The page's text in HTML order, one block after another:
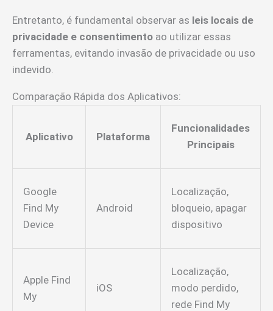
Entretanto, é fundamental observar as leis locais de
privacidade e consentimento ao utilizar essas
ferramentas, evitando invasão de privacidade ou uso
indevido.
Comparação Rápida dos Aplicativos:
Aplicativo Plataforma
Funcionalidades
Principais
Google
Find My
Device
Android
Localização,
bloqueio, apagar
dispositivo
Apple Find
My
iOS
Localização,
modo perdido,
rede Find My